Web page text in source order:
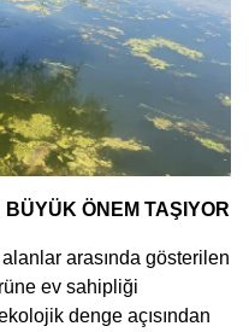
ÖNEM TAŞIYOR
arasında gösterilen
ev sahipliği
denge açısından